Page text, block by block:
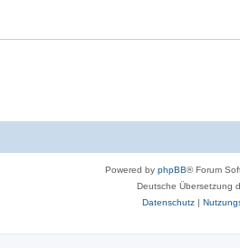
Powered by phpBB® Forum
Deutsche Übersetzung
Datenschutz|